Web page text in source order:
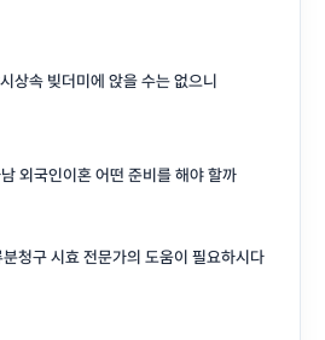
상속 빚더미에 앉을 수는 없으니
외국인이혼 어떤 준비를 해야 할까
청구 시효 전문가의 도움이 필요하시다